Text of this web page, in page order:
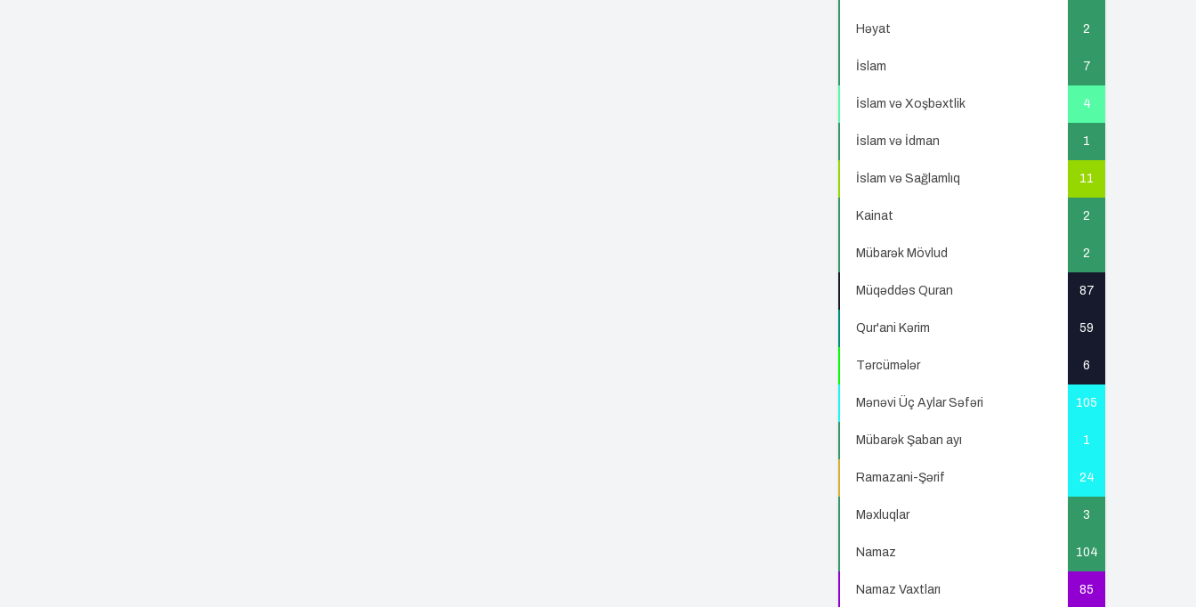
Həyat 2
İslam 7
İslam və Xoşbəxtlik 4
İslam və İdman 1
İslam və Sağlamlıq 11
Kainat 2
Mübarək Mövlud 2
Müqəddəs Quran 87
Qur'ani Kərim 59
Tərcümələr 6
Mənəvi Üç Aylar Səfəri 105
Mübarək Şaban ayı 1
Ramazani-Şərif 24
Məxluqlar 3
Namaz 104
Namaz Vaxtları 85